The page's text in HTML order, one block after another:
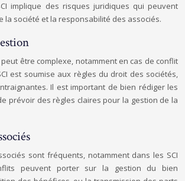
implique des risques juridiques qui peuvent
la société et la responsabilité des associés.
peut être complexe, notamment en cas de conflit
est soumise aux règles du droit des sociétés,
Il est important de bien rédiger les
prévoir des règles claires pour la gestion de la
sont fréquents, notamment dans les SCI
peuvent porter sur la gestion du bien